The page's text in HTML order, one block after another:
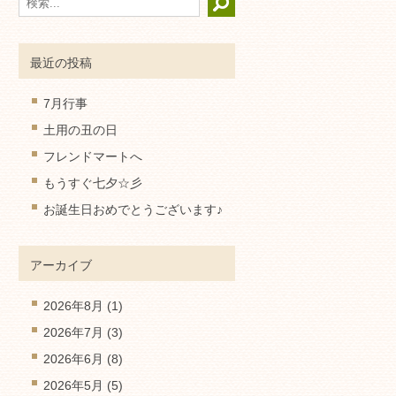
最近の投稿
7月行事
土用の丑の日
フレンドマートへ
もうすぐ七夕☆彡
お誕生日おめでとうございます♪
アーカイブ
2026年8月 (1)
2026年7月 (3)
2026年6月 (8)
2026年5月 (5)